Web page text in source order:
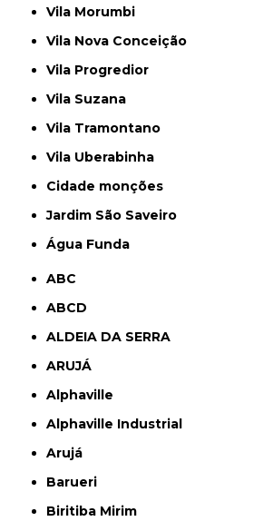
Vila Morumbi
Vila Nova Conceição
Vila Progredior
Vila Suzana
Vila Tramontano
Vila Uberabinha
cidade monções
jardim São Saveiro
Água Funda
ABC
ABCD
ALDEIA DA SERRA
ARUJÁ
Alphaville
Alphaville Industrial
Arujá
Barueri
Biritiba Mirim